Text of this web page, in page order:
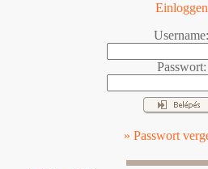
Einloggen
Username:
Passwort:
» Passwort